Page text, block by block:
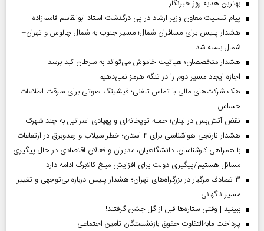
بهترین هدیه روز خبرنگار
پیام تسلیت معاون وزیر ارشاد در پی درگذشت استاد ابوالقاسم قاسم‌زاده
هشدار پلیس برای مسافران شمال؛ مسیر جنوب به شمال چالوس و تهران–
شمال بسته شد
هشدار متخصصان؛ هپاتیت خاموش می‌تواند به سرطان کبد برسد!
اجازه ایجاد مسیر دوم را در تنگه هرمز نمی‌دهیم
هک شرکت‌های مالی با تماس تلفنی؛ فیشینگ صوتی برای سرقت اطلاعات
حساس
نقض آتش‌بس در لبنان؛ حمله توپخانه‌ای و پهپادی اسرائیل به چند شهرک
هشدار نارنجی هواشناسی برای ۴ استان؛ خطر سیلاب و رعدوبرق در ارتفاعات
با همراهی کارشناسان، دانشگاهیان، مدیران و فعالان اقتصادی در حال پیگیری
مسائل هستیم/پیگیری دولت برای افزایش مبلغ کالابرگ ادامه دارد
۳ تصادف مرگبار در بزرگراه‌های تهران؛ هشدار پلیس درباره بی‌توجهی و تغییر
مسیر ناگهانی
ببینید | وقتی ستاره‌ها قبل از گل جشن گرفتند!
پرداخت مابه‌التفاوت حقوق بازنشستگان تأمین اجتماعی